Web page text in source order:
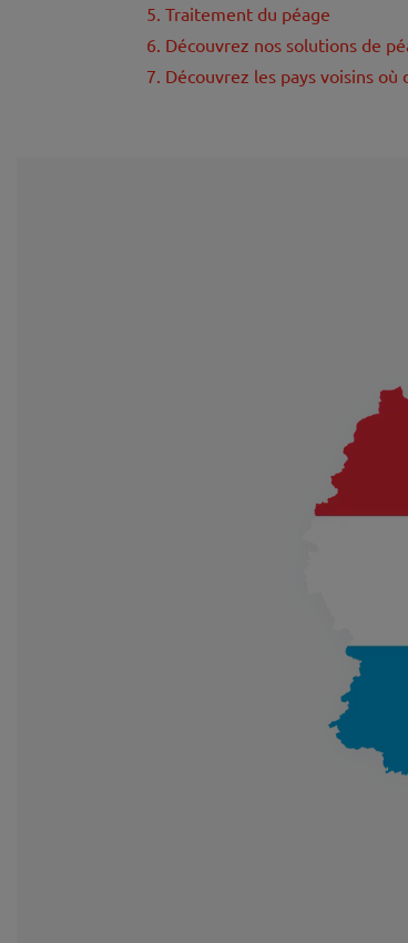
5. Traitement du péage
6. Découvrez nos solutions de
7. Découvrez les pays voisins où